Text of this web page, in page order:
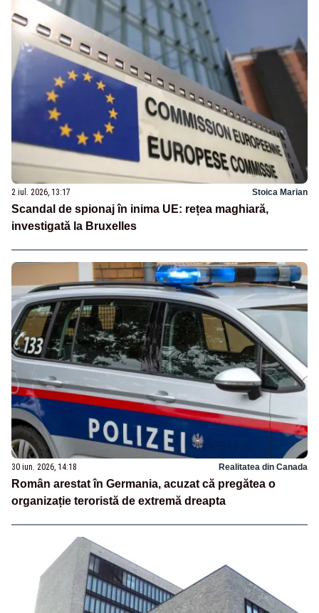
2 iul. 2026, 13:17 Stoica Marian
Scandal de spionaj în inima UE: rețea maghiară,
investigată la Bruxelles
30 iun. 2026, 14:18 Realitatea din Canada
Român arestat în Germania, acuzat că pregătea o
organizație teroristă de extremă dreapta